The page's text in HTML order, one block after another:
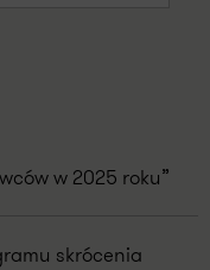
w 2025 roku”
skrócenia